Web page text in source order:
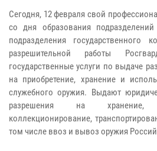
Сегодня, 12 февраля свой
со дня образования
подразделения государственного
разрешительной работы
государственные услуги по выдаче
на приобретение, хранение и
служебного оружия. Выдают
разрешения на хранение,
коллекционирование,
том числе ввоз и вывоз оружия